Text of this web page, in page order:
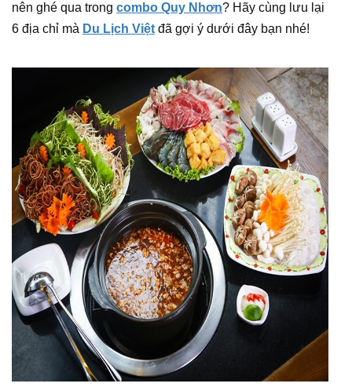
nên ghé qua trong combo Quy Nhơn? Hãy cùng lưu lại
6 địa chỉ mà Du Lịch Việt đã gợi ý dưới đây bạn nhé!